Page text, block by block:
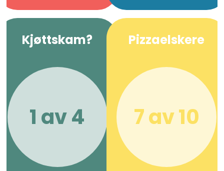
Kjøttskam?
1 av 4
Pizzaelskere
7 av 10